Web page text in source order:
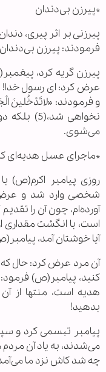
*پیرزن بی‌دندان
پیرزنی بر اثر پیری،
فرمودند: پیرزن
پیرزن گریه کرد،
عرض کرد: ای رسول
و فرمودند: «لاتَدْخُلینَ
نخواهی
می‌شوی.
*ماجرای عسل هدیه‌ای
روزی پیامبر
شخصی وارد شد و عرض
آورده‌ام، چون آن را
است، با انگشت مقداری
آیا خوشتان آمد،
آن مرد عرض کرد: حال
کنید، پیامبر(ص)
هدیه است، منتها از
بدهید!
پیامبر تبسمی کرد و
می‌شدند، به یاد آن مردم
چه شد کاش نزد ما می‌آمد